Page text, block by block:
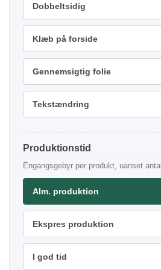
Dobbeltsidig
Klæb på forside
Gennemsigtig folie
Tekstændring
Produktionstid
Engangsgebyr per produkt, uanset antal
Alm. produktion
Ekspres produktion
I god tid